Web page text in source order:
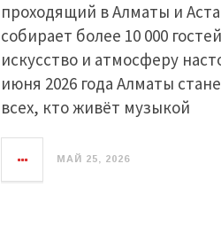
проходящий в Алматы и
собирает более 10 000
искусство и атмосферу
июня 2026 года Алматы
всех, кто живёт музыкой
МАЙ 25, 2026